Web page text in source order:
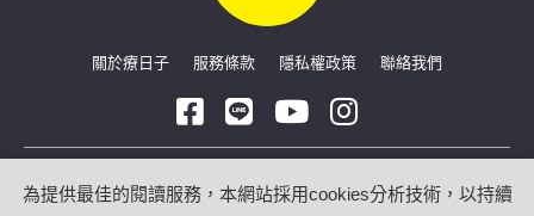
關於療日子 服務條款 隱私權政策 聯絡我們
Copyright © 2026 療日子 HealingDaily
為提供最佳的閱讀服務，本網站採用cookies分析技術，以持續